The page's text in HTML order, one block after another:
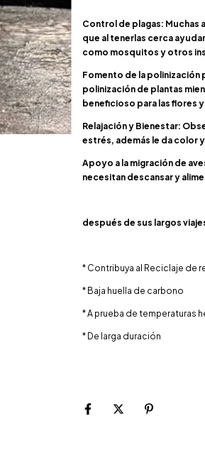
Control de plagas: Muchas
que al tenerlas cerca
como mosquitos y otros
Fomento de la polinización
polinización de plantas
beneficioso para las flores
Relajación y Bienestar:
estrés, además le da color
Apoyo a la migración de
necesitan descansar y
después de sus largos
* Contribuya al Reciclaje de
* Baja huella de carbono
* A prueba de temperaturas
* De larga duración